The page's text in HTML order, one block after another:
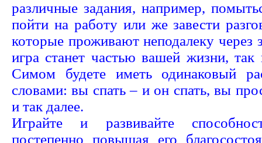
различные задания, например,
пойти на работу или же завести
которые проживают неподалеку через
игра станет частью вашей жизни,
Симом будете иметь одинаковый
словами: вы спать – и он спать, вы
и так далее.
Играйте и развивайте
постепенно повышая его